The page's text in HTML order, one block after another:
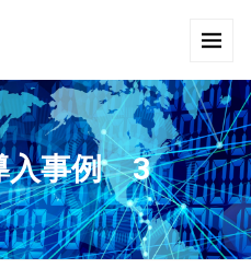
入事例 3